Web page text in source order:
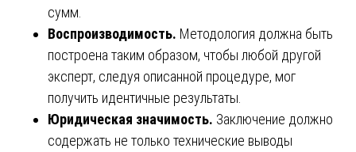
сумм.
Воспроизводимость. Методология должна быть
построена таким образом, чтобы любой другой
эксперт, следуя описанной процедуре, мог
получить идентичные результаты.
Юридическая значимость. Заключение должно
содержать не только технические выводы